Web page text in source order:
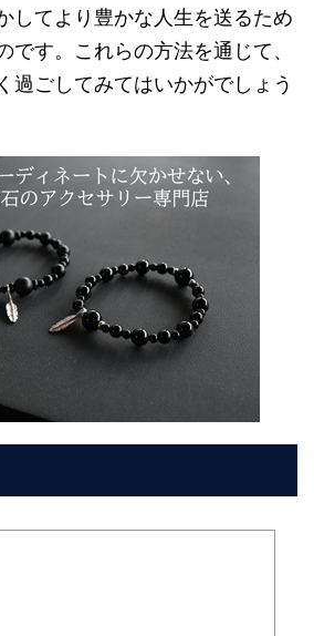
してより豊かな人生を送るため
です。これらの方法を通じて、
過ごしてみてはいかがでしょう